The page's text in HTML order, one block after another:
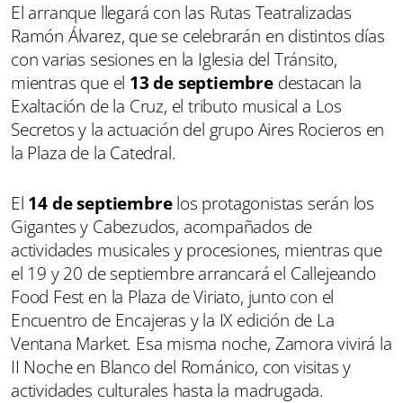
El arranque llegará con las Rutas Teatralizadas
Ramón Álvarez, que se celebrarán en distintos días
con varias sesiones en la Iglesia del Tránsito,
mientras que el 13 de septiembredestacan la
Exaltación de la Cruz, el tributo musical a Los
Secretos y la actuación del grupo Aires Rocieros en
la Plaza de la Catedral.
El 14 de septiembrelos protagonistas serán los
Gigantes y Cabezudos, acompañados de
actividades musicales y procesiones, mientras que
el 19 y 20 de septiembre arrancará el Callejeando
Food Fest en la Plaza de Viriato, junto con el
Encuentro de Encajeras y la IX edición de La
Ventana Market. Esa misma noche, Zamora vivirá la
II Noche en Blanco del Románico, con visitas y
actividades culturales hasta la madrugada.